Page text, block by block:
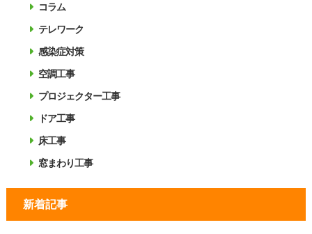
コラム
テレワーク
感染症対策
空調工事
プロジェクター工事
ドア工事
床工事
窓まわり工事
新着記事